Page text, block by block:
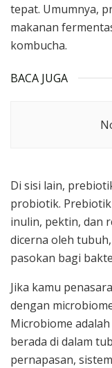
tepat. Umumnya,
makanan
kombucha.
BACA JUGA
Di sisi lain,
probiotik.
inulin, pektin, dan
dicerna oleh
pasokan bagi
Jika kamu
dengan
Microbiome
berada di dalam
pernapasan,